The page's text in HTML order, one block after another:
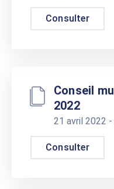
Consulter
Conseil
2022
21 avril 2022 -
Consulter